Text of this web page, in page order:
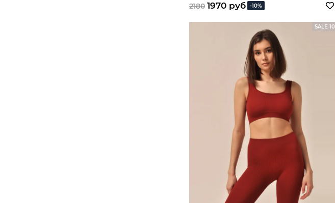
2180 1970 руб -10%
SALE 10